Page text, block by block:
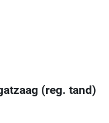
(reg. tand)